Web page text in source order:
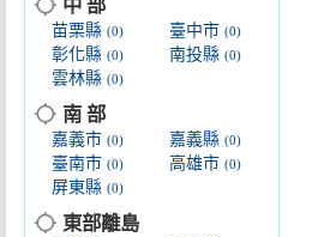
中 部
苗栗縣 (0) 臺中市(0)
彰化縣 (0) 南投縣(0)
雲林縣 (0)
location_searching 南 部
嘉義市 (0) 嘉義縣(0)
臺南市 (0) 高雄市(0)
屏東縣 (0)
location_searching 東部離島